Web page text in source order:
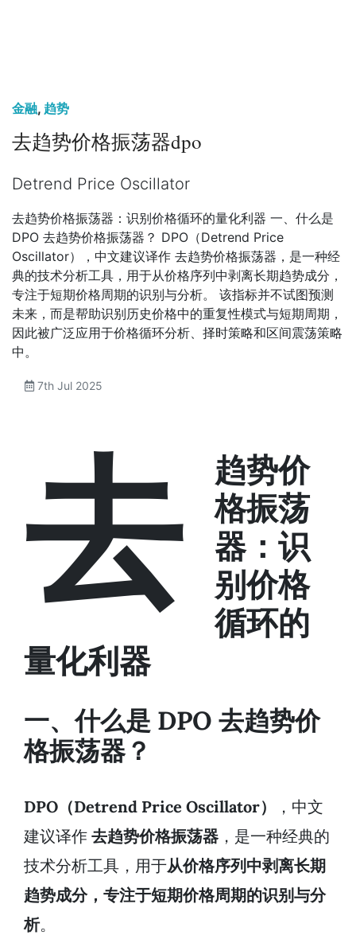
金融, 趋势
去趋势价格振荡器dpo
Detrend Price Oscillator
去趋势价格振荡器：识别价格循环的量化利器 一、什么是
DPO 去趋势价格振荡器？ DPO（Detrend Price
Oscillator），中文建议译作 去趋势价格振荡器，是一种经
典的技术分析工具，用于从价格序列中剥离长期趋势成分，
专注于短期价格周期的识别与分析。 该指标并不试图预测
未来，而是帮助识别历史价格中的重复性模式与短期周期，
因此被广泛应用于价格循环分析、择时策略和区间震荡策略
中。
7th Jul 2025
去
趋势价
格振荡
器：识
别价格
循环的
量化利器
一、什么是 DPO 去趋势价
格振荡器？
DPO（Detrend Price Oscillator）
，中文
建议译作 去趋势价格振荡器 ，是一种经典的
技术分析工具，用于从价格序列中剥离长期
趋势成分，专注于短期价格周期的识别与分
析。